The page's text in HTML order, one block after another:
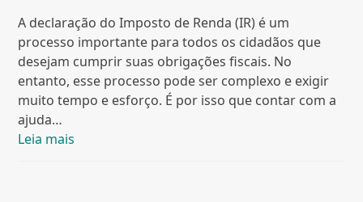
A declaração do Imposto de Renda (IR) é um
processo importante para todos os cidadãos que
desejam cumprir suas obrigações fiscais. No
entanto, esse processo pode ser complexo e exigir
muito tempo e esforço. É por isso que contar com a
ajuda…
Leia mais